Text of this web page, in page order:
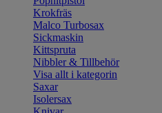
Krokfräs
Malco Turbosax
Sickmaskin
Kittspruta
Nibbler & Tillbehör
Visa allt i kategorin
Saxar
Isolersax